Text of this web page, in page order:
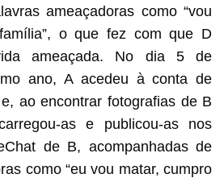
ameaçadoras como “vou
o que fez com que D
ameaçada. No dia 5 de
ano, A acedeu à conta de
ao encontrar fotografias de B
as e publicou-as nos
de B, acompanhadas de
como “eu vou matar, cumpro